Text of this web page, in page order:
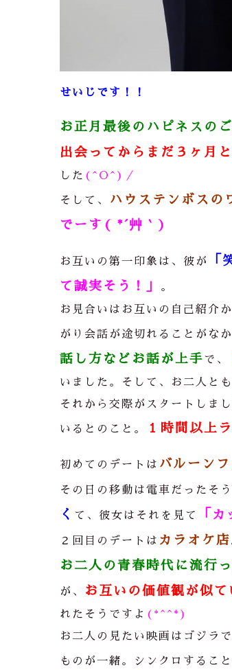
せいじです！！
お正月最後のハピネスの
出会ってからまだ３ヶ月
した (^O^)／
そして、 ハウステンボスの
でーす( *´艸｀)
お互いの第一印象は、彼が 「
て誠実そう！」
。
お見合いはお互いの自己紹介
がり会話が途切れることがな
話し方などお話が上手で、
いました。そして、お二人と
それから交際がスタートしま
いるとのこと。 １時間以上
初めてのデートは バルーンフ
その日の移動は電車だったそ
く て、彼女はそれを見て 「
２回目のデートは カラオケ店
お二人の青春時代に流行
が、 お互いの価値観が似
れたそうですよ (*^^*)
お二人の見たい映画はゴジラ
ものが一緒。シンクロするこ